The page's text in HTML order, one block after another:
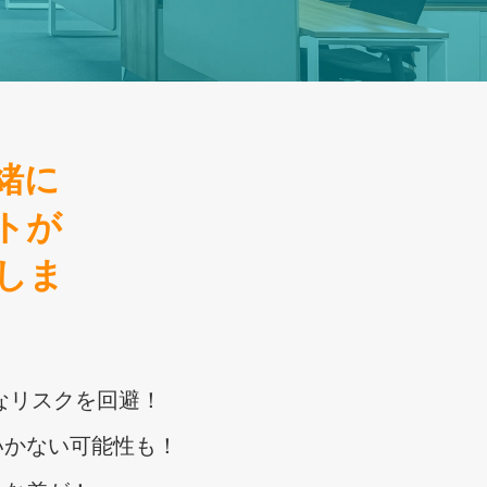
に
が
ま
スクを回避！
ない可能性も！